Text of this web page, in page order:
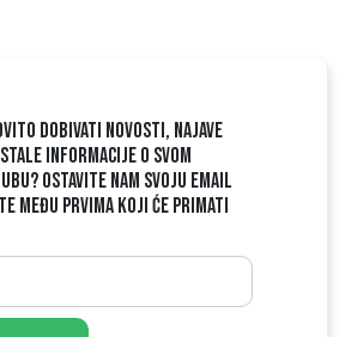
DOBIVATI NOVOSTI, NAJAVE
INFORMACIJE O SVOM
OSTAVITE NAM SVOJU EMAIL
MEĐU PRVIMA KOJI ĆE PRIMATI